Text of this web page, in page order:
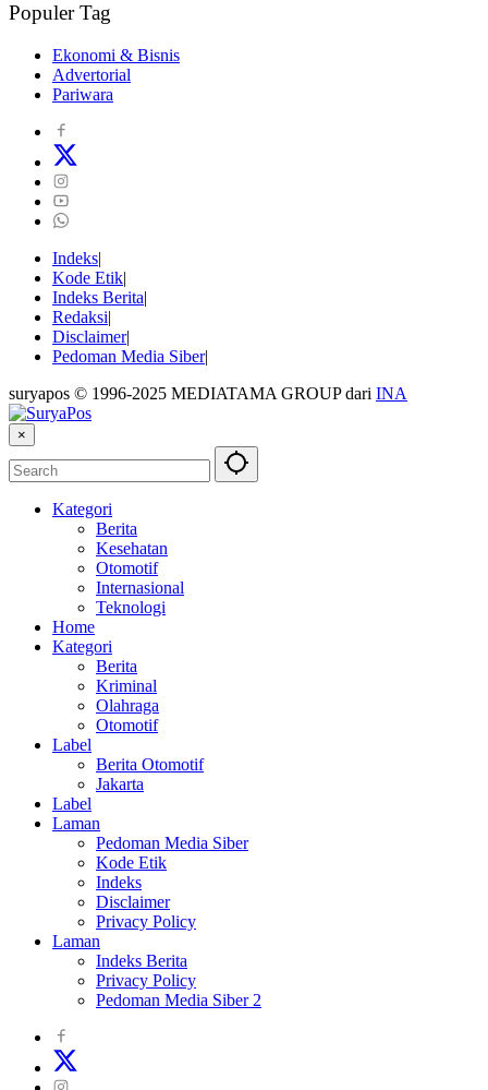
Populer Tag
Ekonomi & Bisnis
Advertorial
Pariwara
Indeks
Kode Etik
Indeks Berita
Redaksi
Disclaimer
Pedoman Media Siber
suryapos © 1996-2025 MEDIATAMA GROUP dari INA
×
Kategori
Berita
Kesehatan
Otomotif
Internasional
Teknologi
Home
Kategori
Berita
Kriminal
Olahraga
Otomotif
Label
Berita Otomotif
Jakarta
Label
Laman
Pedoman Media Siber
Kode Etik
Indeks
Disclaimer
Privacy Policy
Laman
Indeks Berita
Privacy Policy
Pedoman Media Siber 2